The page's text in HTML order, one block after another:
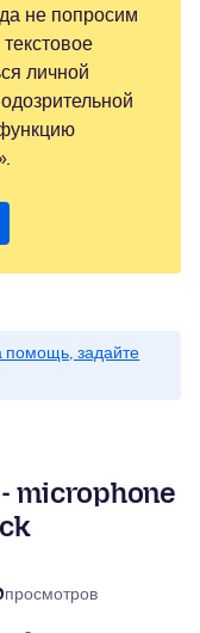
не попросим
личной
помощь, задайте
microphone
просмотров